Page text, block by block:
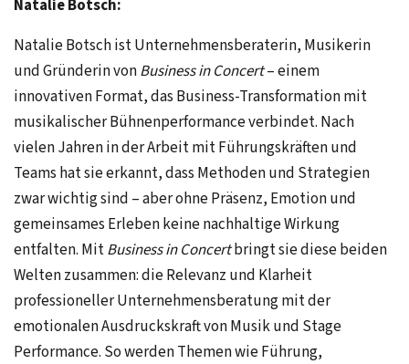
Natalie Botsch:
Natalie Botsch ist Unternehmensberaterin, Musikerin
und Gründerin vonBusiness in Concert– einem
innovativen Format, das Business-Transformation mit
musikalischer Bühnenperformance verbindet. Nach
vielen Jahren in der Arbeit mit Führungskräften und
Teams hat sie erkannt, dass Methoden und Strategien
zwar wichtig sind – aber ohne Präsenz, Emotion und
gemeinsames Erleben keine nachhaltige Wirkung
entfalten. MitBusiness in Concertbringt sie diese beiden
Welten zusammen: die Relevanz und Klarheit
professioneller Unternehmensberatung mit der
emotionalen Ausdruckskraft von Musik und Stage
Performance. So werden Themen wie Führung,